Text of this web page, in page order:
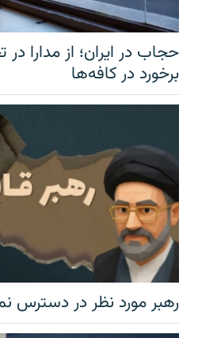
حجاب در ایران؛ از مدارا
برخورد در کافه‌ها
رهبر مورد نظر در دسترس